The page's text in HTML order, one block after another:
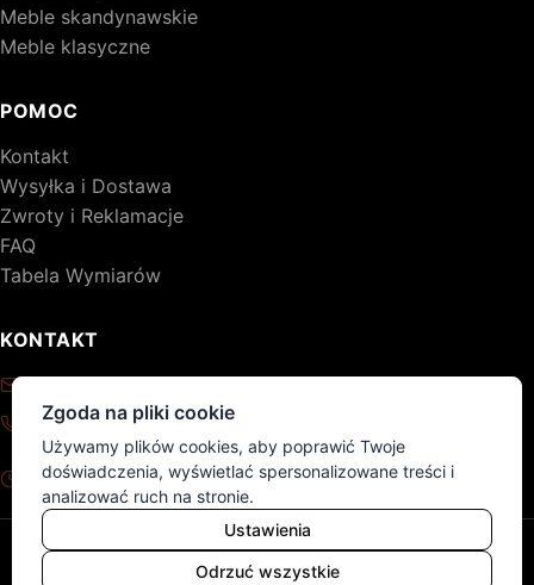
Meble skandynawskie
Meble klasyczne
POMOC
Kontakt
Wysyłka i Dostawa
Zwroty i Reklamacje
FAQ
Tabela Wymiarów
KONTAKT
kontakt@drewniane-meble.pl
+48 795 776 620
Pon - Pt: 8:00 - 17:00
Sob - Nd: nieczynne
© 2026 DM. Wszelkie prawa zastrzeżone.
Polityka Prywatności
Regulamin
Zgoda na pliki cookie
Używamy plików cookies, aby poprawić Twoje
doświadczenia, wyświetlać spersonalizowane treści i
analizować ruch na stronie.
Ustawienia
Odrzuć wszystkie